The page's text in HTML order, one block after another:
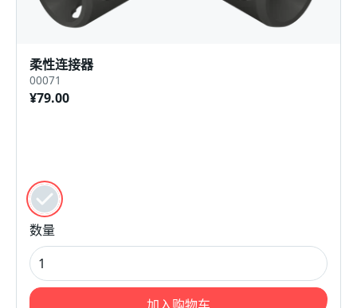
柔性连接器
00071
¥79.00
颜色
黑色的
数量